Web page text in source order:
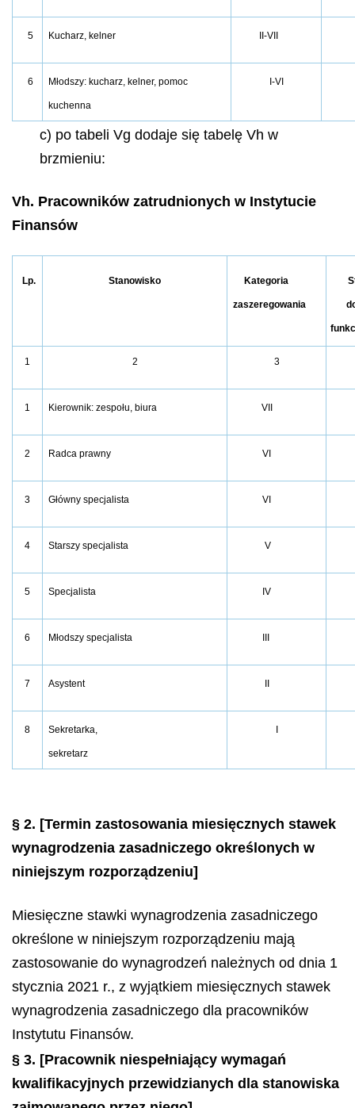
5 Kucharz, kelner II-VII
6 Młodszy: kucharz, kelner, pomoc
kuchenna
I-VI
c) po tabeli Vg dodaje się tabelę Vh w
brzmieniu:
Vh. Pracowników zatrudnionych w Instytucie
Finansów
Lp. Stanowisko Kategoria
zaszeregowania
1 2 3
1 Kierownik: zespołu, biura VII
2 Radca prawny VI
3 Główny specjalista VI
4 Starszy specjalista V
5 Specjalista IV
6 Młodszy specjalista III
7 Asystent II
8 Sekretarka,
sekretarz
I
§ 2. [Termin zastosowania miesięcznych stawek
wynagrodzenia zasadniczego określonych w
niniejszym rozporządzeniu]
Miesięczne stawki wynagrodzenia zasadniczego
określone w niniejszym rozporządzeniu mają
zastosowanie do wynagrodzeń należnych od dnia 1
stycznia 2021 r., z wyjątkiem miesięcznych stawek
wynagrodzenia zasadniczego dla pracowników
Instytutu Finansów.
§ 3. [Pracownik niespełniający wymagań
kwalifikacyjnych przewidzianych dla stanowiska